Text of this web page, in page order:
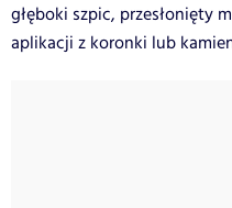
głęboki szpic, przesłonięty
aplikacji z koronki lub